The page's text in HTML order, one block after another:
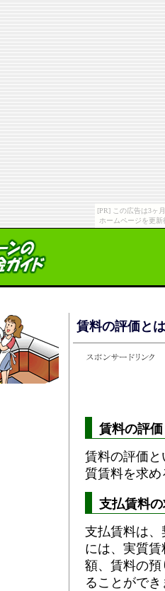
[PR] この広告は3ヶ
ホームページを更
賃料の評価と
賃料の評
賃料の評価
質賃料を求
支払賃料
支払賃料は
には、実質
額、賃料の
ることができ